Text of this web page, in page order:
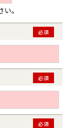
。
必須
必須
必須